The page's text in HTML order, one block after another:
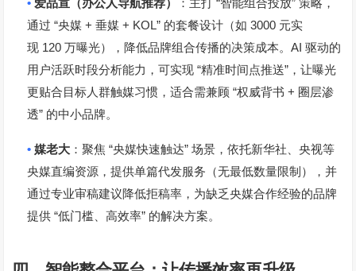
• 爱品宣（办公人导航推荐） ：主打 “智能组合投放”策略，
通过“央媒+垂媒+ KOL” 的套餐设计（如3000 元实
现 120万曝光），降低品牌组合传播的决策成本。AI驱动的
用户活跃时段分析能力，可实现“精准时间点推送” ，让曝光
更贴合目标人群触媒习惯，适合需兼顾“权威背书+ 圈层渗
透” 的中小品牌。
•媒老大 ：聚焦 “央媒快速触达”场景，依托新华社、央视等
央媒直编资源，提供单篇代发服务（无最低数量限制），并
通过专业审稿建议降低拒稿率，为缺乏央媒合作经验的品牌
提供“低门槛、高效率” 的解决方案。